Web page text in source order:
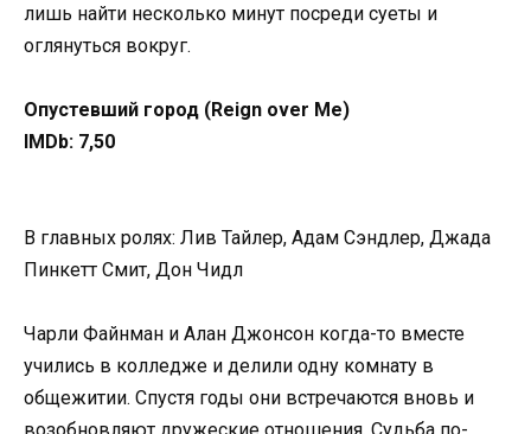
лишь найти несколько минут посреди суеты и
оглянуться вокруг.
Опустевший город (Reign over Me)
IMDb: 7,50
В главных ролях: Лив Тайлер, Адам Сэндлер, Джада
Пинкетт Смит, Дон Чидл
Чарли Файнман и Алан Джонсон когда-то вместе
учились в колледже и делили одну комнату в
общежитии. Спустя годы они встречаются вновь и